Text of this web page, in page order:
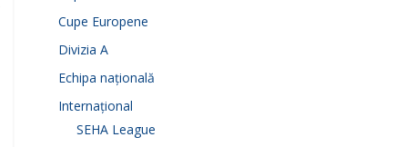
Cupe Europene
Divizia A
Echipa națională
Internațional
SEHA League